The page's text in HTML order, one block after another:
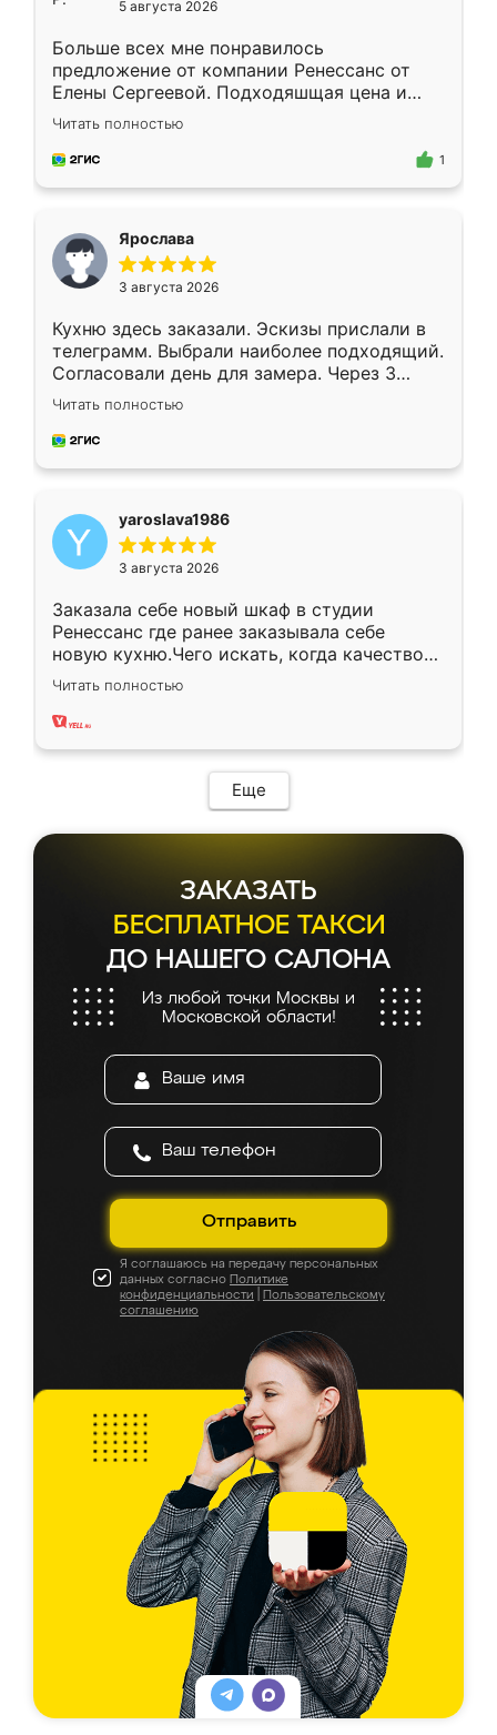
5 августа 2026
Больше всех мне понравилось
предложение от компании Ренессанс от
Елены Сергеевой. Подходяшщая цена и
короткие сроки изготовления. Приехавший
для замера сотрудник Владислав
предложил по моему эскизу самый
Читать полностью
1
Ярослава
3 августа 2026
Кухню здесь заказали. Эскизы прислали в
телеграмм. Выбрали наиболее подходящий.
Согласовали день для замера. Через 3
недели кухня была уже готова. Остались
довольны работой. Спасибо Ренессанс
мебель за качественную работу!
Читать полностью
yaroslava1986
3 августа 2026
Заказала себе новый шкаф в студии
Ренессанс где ранее заказывала себе
новую кухню.Чего искать, когда качеством
вполне довольна. Служит кухня уже почти
два года, нареканий нет.
Читать полностью
Еще
ЗАКАЗАТЬ
БЕСПЛАТНОЕ ТАКСИ
ДО НАШЕГО САЛОНА
Из любой точки Москвы и
Московской области!
Отправить
Я соглашаюсь на передачу персональных
данных согласно Политике
конфиденциальности
Пользовательскому
соглашению